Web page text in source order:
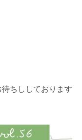
ちししております